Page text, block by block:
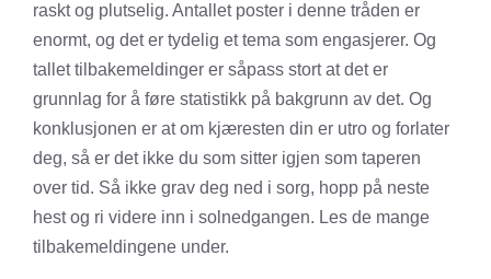
raskt og plutselig. Antallet poster i denne tråden er
enormt, og det er tydelig et tema som engasjerer. Og
tallet tilbakemeldinger er såpass stort at det er
grunnlag for å føre statistikk på bakgrunn av det. Og
konklusjonen er at om kjæresten din er utro og forlater
deg, så er det ikke du som sitter igjen som taperen
over tid. Så ikke grav deg ned i sorg, hopp på neste
hest og ri videre inn i solnedgangen. Les de mange
tilbakemeldingene under.